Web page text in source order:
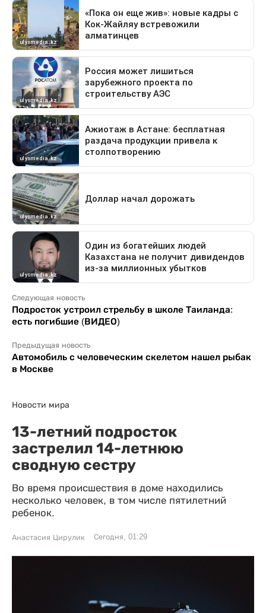
Следующая новость
Подросток устроил стрельбу в школе Таиланда:
есть погибшие (ВИДЕО)
Предыдущая новость
Автомобиль с человеческим скелетом нашел рыбак
в Москве
Новости мира
13-летний подросток
застрелил 14-летнюю
сводную сестру
Во время происшествия в доме находились
несколько человек, в том числе пятилетний
ребенок.
Анастасия Цирулик Сегодня, 01:29